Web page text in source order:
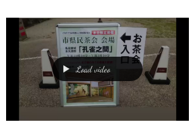
をいたしてます 茶道講座を受講してしる子
供達も浴衣でおめかししていたりと、 とて
も可愛いです ・・・・・・・・・・・・ ～
当会HP↓～ https://www.npo-kasugabunka...